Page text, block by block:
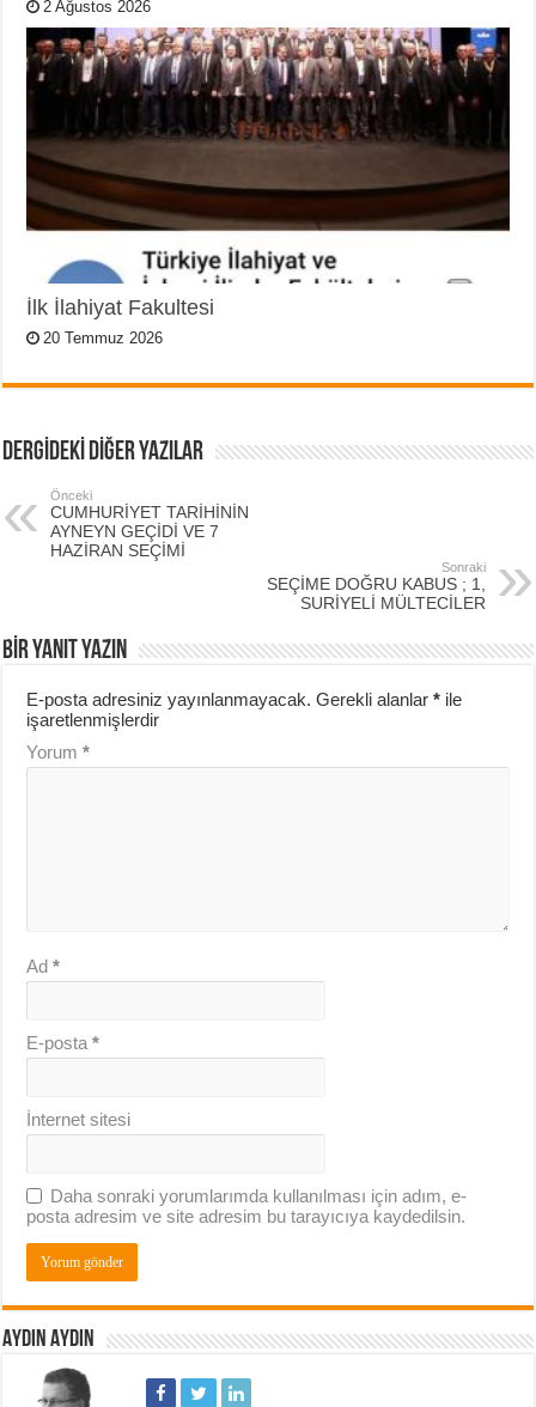
2 Ağustos 2026
İlk İlahiyat Fakultesi
20 Temmuz 2026
DERGİDEKİ DİĞER YAZILAR
Önceki
CUMHURİYET TARİHİNİN
AYNEYN GEÇİDİ VE 7
HAZİRAN SEÇİMİ
Sonraki
SEÇİME DOĞRU KABUS ; 1,
SURİYELİ MÜLTECİLER
BIR YANIT YAZIN
E-posta adresiniz yayınlanmayacak. Gerekli alanlar* ile
işaretlenmişlerdir
Yorum*
Ad*
E-posta*
İnternet sitesi
Daha sonraki yorumlarımda kullanılması için adım, e-
posta adresim ve site adresim bu tarayıcıya kaydedilsin.
AYDIN AYDIN